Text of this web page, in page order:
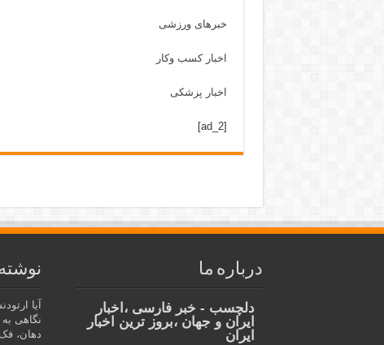
خبرهای ورزشی
اخبار کسب وکار
اخبار پزشکی
[ad_2]
درباره ما
دلچسب - خبر فارسی ،اخبار
ایران و جهان ،بروز ترین اخبار
ایران
آیا
نگاهی
دهان،